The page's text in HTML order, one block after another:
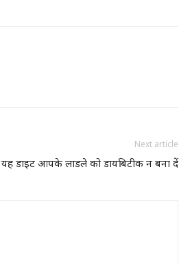
Next article
यह डाइट आपके लाडले को डायबिटीक न बना दें